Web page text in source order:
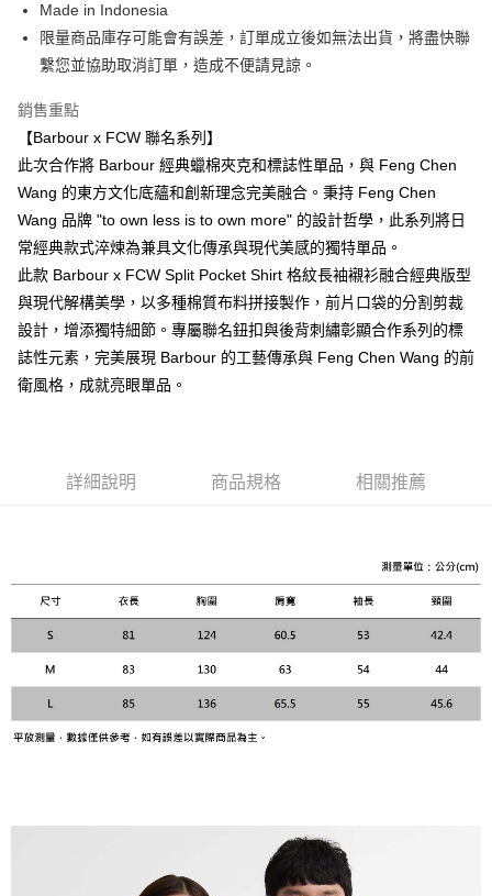
元大商業銀行
永豐商業銀行
玉山商業銀行
星展（台灣）商業銀行
台灣樂天信用卡公司
悠遊付
AFTEE先享後付
相關說明
【關於「AFTEE先享後付」】
AFTEE先享後付是「在收到商品之後才付款」的支付方式。 讓您購物簡單
便利好安心！
１．簡單：不需註冊會員、不需綁卡、不需儲值。
２．便利：只要手機號碼，簡訊認證，即可結帳。
３．安心：先確認商品／服務後，再付款。
【「AFTEE先享後付」結帳流程】
結帳頁面，進行簡訊認證並確認金額後，即可完成結帳。
２．訂單成立數日內，您將收到繳費通知簡訊。
後付繳納相關費用。
【注意事項】
１．透過由恩沛科技股份有限公司提供之「AFTEE先享後付」服務完成之交
易，需依本服務之必要範圍內提供個人資料，並將交易相關給付款項請求債
權轉讓予恩沛科技股份有限公司。
３．未成年的使用者請事先徵得法定代理人或監護人之同意方可使用
「AFTEE先享後付」，若未經同意申辦者引起之損失，本公司不負相關責
任。
恩沛科技股份有限公司將有權停止該用戶之使用額度並採取法律行動。
ATM付款
運送方式
黑貓宅急便配送到府
每筆NT$120，滿NT$3,000(含以上)免運費
Made in Indonesia
限量商品庫存可能會有誤差，訂單成立後如無法出貨，將盡快聯
繫您並協助取消訂單，造成不便請見諒。
銷售重點
【Barbour x FCW 聯名系列】
此次合作將 Barbour 經典蠟棉夾克和標誌性單品，與 Feng Chen
Wang 的東方文化底蘊和創新理念完美融合。秉持 Feng Chen
Wang 品牌 "to own less is to own more" 的設計哲學，此系列將日
常經典款式淬煉為兼具文化傳承與現代美感的獨特單品。
此款 Barbour x FCW Split Pocket Shirt 格紋長袖襯衫融合經典版型
與現代解構美學，以多種棉質布料拼接製作，前片口袋的分割剪裁
設計，增添獨特細節。專屬聯名鈕扣與後背刺繡彰顯合作系列的標
誌性元素，完美展現 Barbour 的工藝傳承與 Feng Chen Wang 的前
衛風格，成就亮眼單品。
詳細說明 商品規格 相關推薦